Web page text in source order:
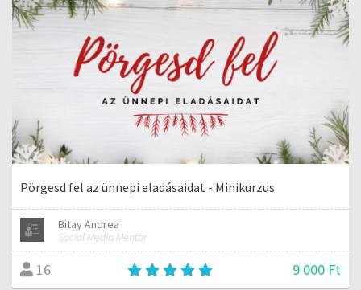
Pörgesd fel az ünnepi eladásaidat - Minikurzus
Bitay Andrea
Social Media Mentor
16 9 000 Ft